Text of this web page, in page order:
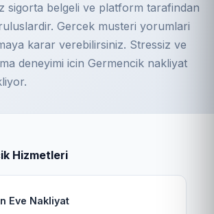
sigorta belgeli ve platform tarafindan
Gercek musteri yorumlari
karar verebilirsiniz. Stressiz ve
deneyimi icin Germencik nakliyat
Hizmetleri
Eve Nakliyat